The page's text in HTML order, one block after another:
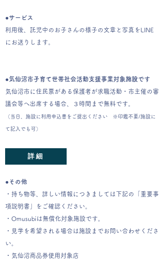
●サービス
利用後、託児中のお子さんの様子の文章と写真をLINE
にお送りします。
●気仙沼市子育て世帯社会活動支援事業対象施設です
気仙沼市に住民票がある保護者が求職活動・市主催の審
議会等へ出席する場合、３時間まで無料です。
（当日、施設に利用申込書を ご提出ください ※印鑑不要/施設に
て記入でも可）
●その他
・持ち物等、詳しい情報につきましては下記の「重要事
項説明書」をご確認ください。
・Omusubiは無償化対象施設です。
・見学を希望される場合は施設までお問い合わせくださ
い。
・気仙沼商品券使用対象店
詳細